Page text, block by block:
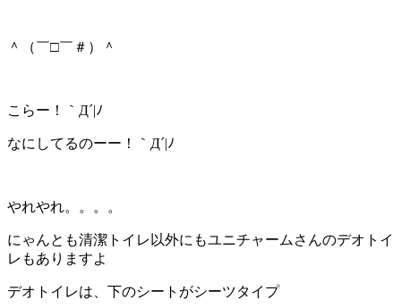
＾（￣□￣＃）＾
こらー！｀Д´|ﾉ
なにしてるのーー！｀Д´|ﾉ
やれやれ。。。。
にゃんとも清潔トイレ以外にもユニチャームさんのデオトイ
レもありますよ
デオトイレは、下のシートがシーツタイプ